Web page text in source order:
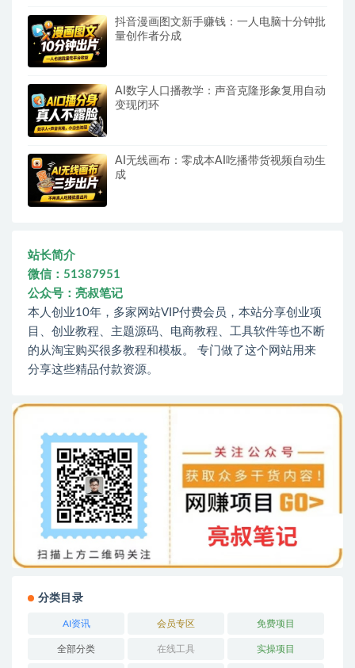
抖音漫画图文新手赚钱：一人电脑十分钟批
量创作者分成
AI数字人口播教学：声音克隆形象复用自动
变现闭环
AI无线画布：零成本AI吃播带货视频自动生
成
站长简介
微信：51387951
公众号：亮叔笔记
本人创业10年，多家网站VIP付费会员，本站分享创业项
目、创业教程、主题源码、电商教程、工具软件等也不断
的从淘宝购买很多教程和模板。 专门做了这个网站用来
分享这些精品付款资源。
分类目录
AI资讯 会员专区 免费项目
全部分类 在线工具 实操项目